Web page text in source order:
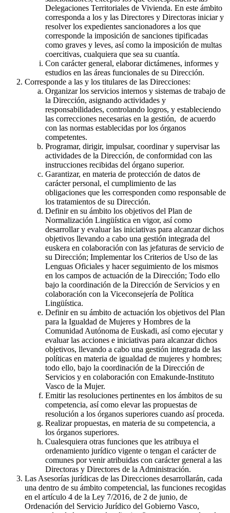
Delegaciones Territoriales de Vivienda. En este ámbito
corresponda a los y las Directores y Directoras iniciar y
resolver los expedientes sancionadores a los que
corresponde la imposición de sanciones tipificadas
como graves y leves, así como la imposición de multas
coercitivas, cualquiera que sea su cuantía.
Con carácter general, elaborar dictámenes, informes y
estudios en las áreas funcionales de su Dirección.
Corresponde a las y los titulares de las Direcciones:
Organizar los servicios internos y sistemas de trabajo de
la Dirección, asignando actividades y
responsabilidades, controlando logros, y estableciendo
las correcciones necesarias en la gestión, de acuerdo
con las normas establecidas por los órganos
competentes.
Programar, dirigir, impulsar, coordinar y supervisar las
actividades de la Dirección, de conformidad con las
instrucciones recibidas del órgano superior.
Garantizar, en materia de protección de datos de
carácter personal, el cumplimiento de las
obligaciones que les corresponden como responsable de
los tratamientos de su Dirección.
Definir en su ámbito los objetivos del Plan de
Normalización Lingüística en vigor, así como
desarrollar y evaluar las iniciativas para alcanzar dichos
objetivos llevando a cabo una gestión integrada del
euskera en colaboración con las jefaturas de servicio de
su Dirección; Implementar los Criterios de Uso de las
Lenguas Oficiales y hacer seguimiento de los mismos
en los campos de actuación de la Dirección; Todo ello
bajo la coordinación de la Dirección de Servicios y en
colaboración con la Viceconsejería de Política
Lingüística.
Definir en su ámbito de actuación los objetivos del Plan
para la Igualdad de Mujeres y Hombres de la
Comunidad Autónoma de Euskadi, así como ejecutar y
evaluar las acciones e iniciativas para alcanzar dichos
objetivos, llevando a cabo una gestión integrada de las
políticas en materia de igualdad de mujeres y hombres;
todo ello, bajo la coordinación de la Dirección de
Servicios y en colaboración con Emakunde-Instituto
Vasco de la Mujer.
Emitir las resoluciones pertinentes en los ámbitos de su
competencia, así como elevar las propuestas de
resolución a los órganos superiores cuando así proceda.
Realizar propuestas, en materia de su competencia, a
los órganos superiores.
Cualesquiera otras funciones que les atribuya el
ordenamiento jurídico vigente o tengan el carácter de
comunes por venir atribuidas con carácter general a las
Directoras y Directores de la Administración.
Las Asesorías jurídicas de las Direcciones desarrollarán, cada
una dentro de su ámbito competencial, las funciones recogidas
en el artículo 4 de la Ley 7/2016, de 2 de junio, de
Ordenación del Servicio Jurídico del Gobierno Vasco,